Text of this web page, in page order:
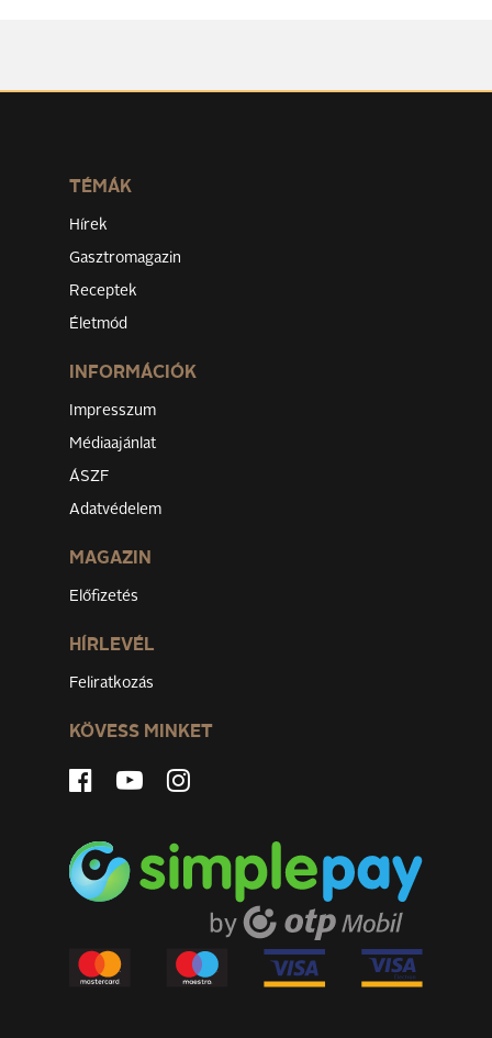
TÉMÁK
Hírek
Gasztromagazin
Receptek
Életmód
INFORMÁCIÓK
Impresszum
Médiaajánlat
ÁSZF
Adatvédelem
MAGAZIN
Előfizetés
HÍRLEVÉL
Feliratkozás
KÖVESS MINKET